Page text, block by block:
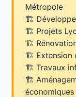
Métropole
Projets
Extension
Travaux
économiques